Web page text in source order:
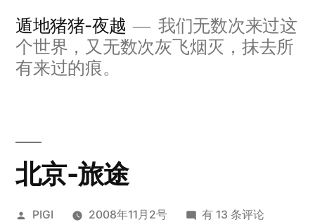
遁地猪猪-夜越
我们无数次来过这
个世界，又无数次灰飞烟灭，抹去所
有来过的痕。
北京-旅途
发
PIGI 2008年11月2号
北
有 13 条评论